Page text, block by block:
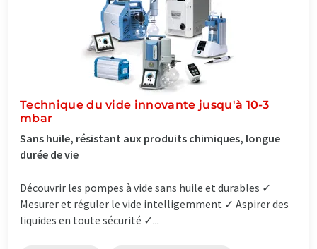
Technique du vide innovante jusqu'à 10-3
mbar
Sans huile, résistant aux produits chimiques, longue
durée de vie
Découvrir les pompes à vide sans huile et durables ✓
Mesurer et réguler le vide intelligemment ✓ Aspirer des
liquides en toute sécurité ✓...